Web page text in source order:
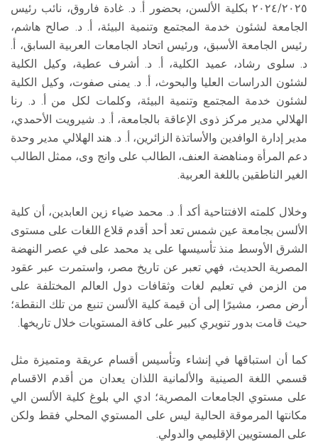
٢٠٢٤/٢٠٢٥ بكلية الألسن، بحضور أ. د. غادة فاروق، نائب رئيس
الجامعة لشئون خدمة المجتمع وتنمية البيئة، أ. د. صالح هاشم،
رئيس الجامعة الأسبق، ورئيس اتحاد الجامعات العربية السابق، أ.
د. سلوى رشاد، عميد الكلية، أ. د. أشرف عطية، وكيل الكلية
لشئون الدراسات العليا والبحوث، أ. د. يمنى صفوت، وكيل الكلية
لشئون خدمة المجتمع وتنمية البيئة، وكلمات لكل من أ. د. رنا
الهلالي مدير مركز ذوى الإعاقة بالجامعة، أ. د. شيرويت الأحمدي،
مدير إدارة الوافدين والأساتذة الزائرين، أ. د. هند الهلالي مدير وحدة
دعم المرأة ومناهضة العنف، الطالب على وانج وى، ممثل الطالب
الغير الناطقين باللغة العربية.
وخلال كلمته الافتتاحية أكد أ. د. محمد ضياء زين العابدين، أن كلية
الألسن بجامعة عين شمس تعد أحد أقدم قلاع اللغات على مستوى
الشرق الأوسط منذ تأسيسها على يد محمد على في عصر النهضة
المصرية الحديث، فهي تعبر عن تاريخ مصر، واستمرت عبر عقود
من الزمن في تعليم لغات وثقافات دول العالم المختلفة على
أرض مصر، مشيرًا إلى أن قيمة كلية الألسن تنبع من تلك النقطة؛
حيث قامت بدور تنويري كبير على كافة المستويات خلال تاريخها.
كما أن استباقها في إنشاء وتأسيس أقسام عريقة ومتميزة مثل
قسمي اللغة الصينية والألمانية اللذان يعدان من أقدم الاقسام
على مستوي الجامعات المصرية؛ ادي الي بلوغ كلية الألسن الي
مكانتها المرموقة الحالية ليس على المستوي المحلي فقط ولكن
على المستويين الإقليمي والدولي.